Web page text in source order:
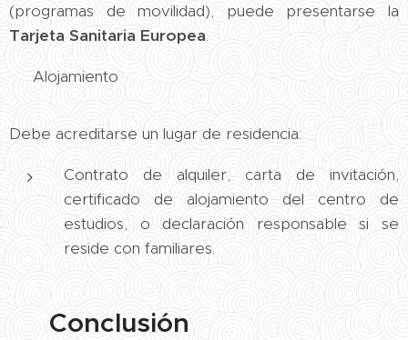
(programas de movilidad), puede presentarse la
Tarjeta Sanitaria Europea.
🏠 Alojamiento
Debe acreditarse un lugar de residencia:
Contrato de alquiler, carta de invitación,
certificado de alojamiento del centro de
estudios, o declaración responsable si se
reside con familiares.
📌 Conclusión